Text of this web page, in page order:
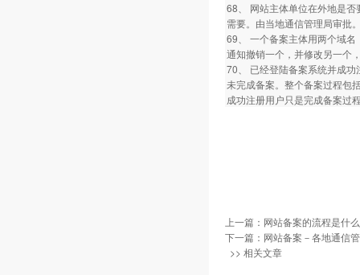
68、 网站主体单位在外地是否
需要。由当地通信管理局审批
69、 一个备案主体用两个域
通知撤销一个，并修改另一个
70、 已经登陆备案系统并成
未完成备案。整个备案过程包
成功注册用户只是完成备案过
上一篇： 网站备案的流程是什
下一篇： 网站备案－各地通信
>> 相关文章